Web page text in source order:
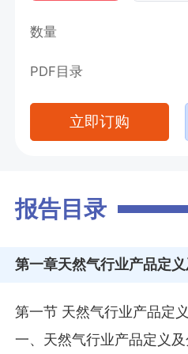
数量
PDF目录
立即订购
报告目录
第一章天然气行业产品定
第一节 天然气行业产品定义
一、天然气行业产品定义